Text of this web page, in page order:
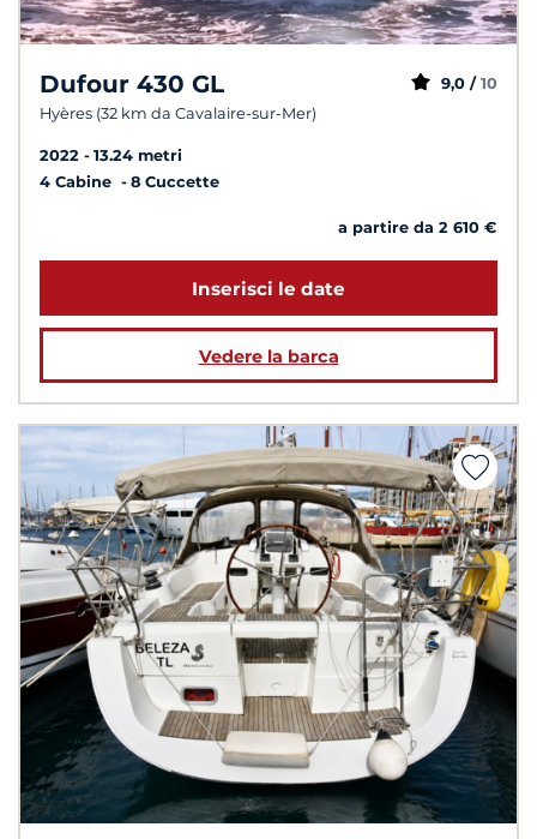
Dufour 430 GL
Hyères (32 km da Cavalaire-sur-Mer)
9,0 / 10
2022
13.24 metri
4 Cabine
8 Cuccette
a partire da 2 610 €
Inserisci le date
Vedere la barca